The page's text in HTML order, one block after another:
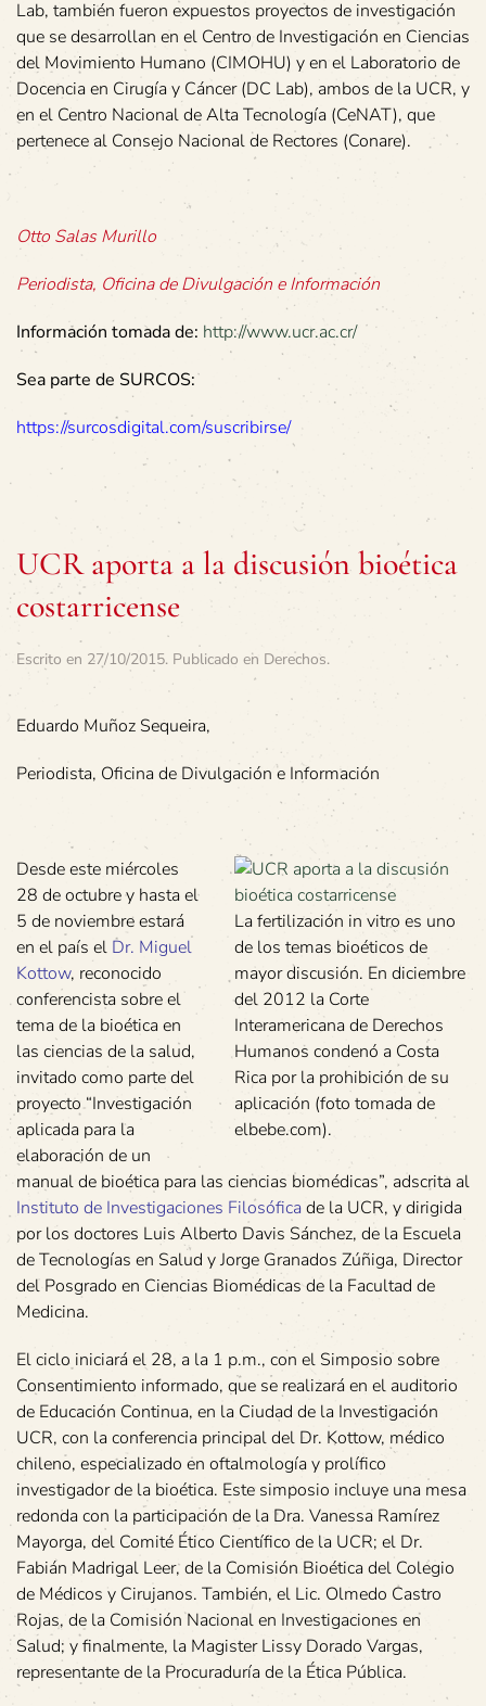
Lab, también fueron expuestos proyectos de investigación
que se desarrollan en el Centro de Investigación en Ciencias
del Movimiento Humano (CIMOHU) y en el Laboratorio de
Docencia en Cirugía y Cáncer (DC Lab), ambos de la UCR, y
en el Centro Nacional de Alta Tecnología (CeNAT), que
pertenece al Consejo Nacional de Rectores (Conare).
Otto Salas Murillo
Periodista, Oficina de Divulgación e Información
Información tomada de: http://www.ucr.ac.cr/
Sea parte de SURCOS:
https://surcosdigital.com/suscribirse/
UCR aporta a la discusión bioética
costarricense
Escrito en 27/10/2015. Publicado en Derechos.
Eduardo Muñoz Sequeira,
Periodista, Oficina de Divulgación e Información
La fertilización in vitro es uno
de los temas bioéticos de
mayor discusión. En diciembre
del 2012 la Corte
Interamericana de Derechos
Humanos condenó a Costa
Rica por la prohibición de su
aplicación (foto tomada de
elbebe.com).
Desde este miércoles
28 de octubre y hasta el
5 de noviembre estará
en el país el Dr. Miguel
Kottow, reconocido
conferencista sobre el
tema de la bioética en
las ciencias de la salud,
invitado como parte del
proyecto “Investigación
aplicada para la
elaboración de un
manual de bioética para las ciencias biomédicas”, adscrita al
Instituto de Investigaciones Filosóficade la UCR, y dirigida
por los doctores Luis Alberto Davis Sánchez, de la Escuela
de Tecnologías en Salud y Jorge Granados Zúñiga, Director
del Posgrado en Ciencias Biomédicas de la Facultad de
Medicina.
El ciclo iniciará el 28, a la 1 p.m., con el Simposio sobre
Consentimiento informado, que se realizará en el auditorio
de Educación Continua, en la Ciudad de la Investigación
UCR, con la conferencia principal del Dr. Kottow, médico
chileno, especializado en oftalmología y prolífico
investigador de la bioética. Este simposio incluye una mesa
redonda con la participación de la Dra. Vanessa Ramírez
Mayorga, del Comité Ético Científico de la UCR; el Dr.
Fabián Madrigal Leer, de la Comisión Bioética del Colegio
de Médicos y Cirujanos. También, el Lic. Olmedo Castro
Rojas, de la Comisión Nacional en Investigaciones en
Salud; y finalmente, la Magister Lissy Dorado Vargas,
representante de la Procuraduría de la Ética Pública.